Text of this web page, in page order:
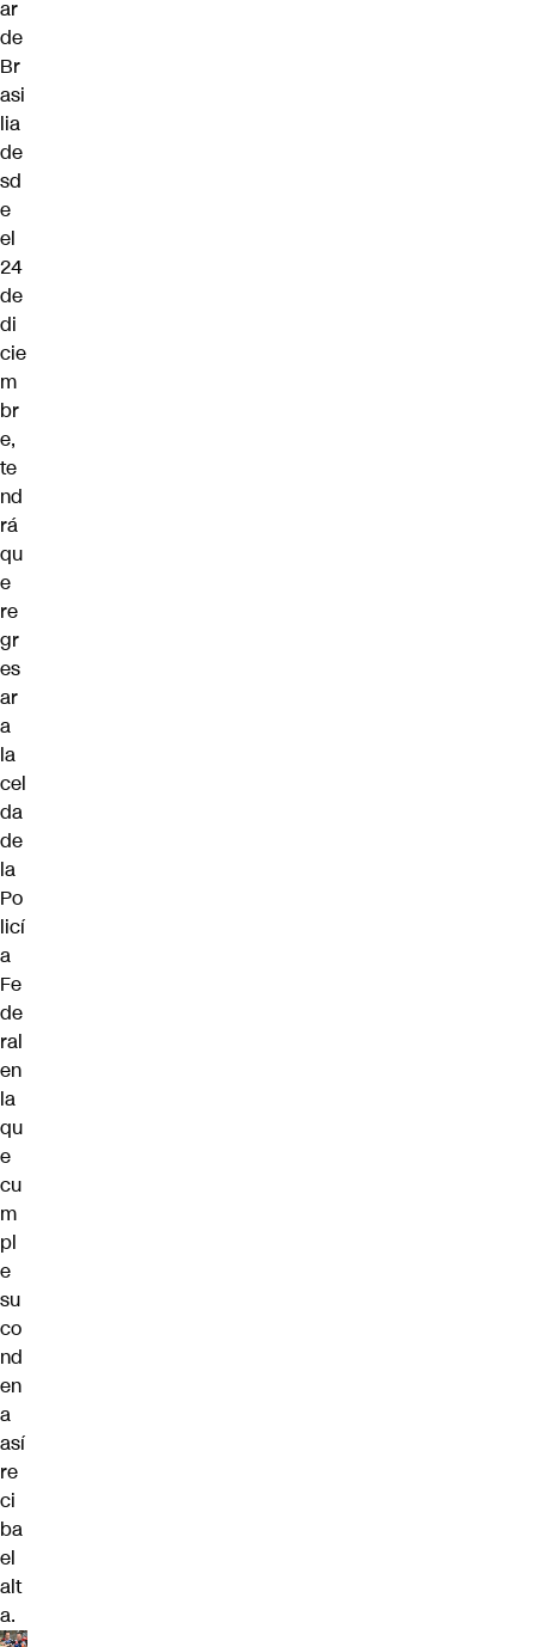
ar
de
Br
asi
lia
de
sd
e
el
24
de
di
cie
m
br
e,
te
nd
rá
qu
e
re
gr
es
ar
a
la
cel
da
de
la
Po
licí
a
Fe
de
ral
en
la
qu
e
cu
m
pl
e
su
co
nd
en
a
así
re
ci
ba
el
alt
a.